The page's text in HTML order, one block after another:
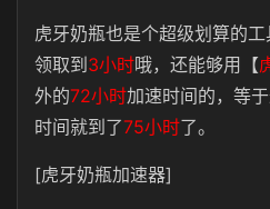
虎牙奶瓶也是个超级划算的
领取到 3小时哦，还能够用【
外的72小时加速时间的，等
时间就到了75小时了。
[虎牙奶瓶加速器]